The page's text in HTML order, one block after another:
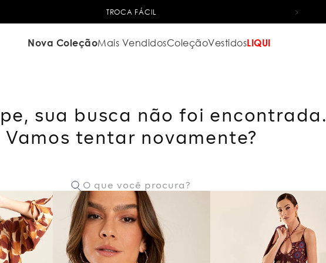
TROCA FÁCIL
Nova ColeçãoMais VendidosColeçãoVestidosLIQUI
sua busca não foi encontrada.
Vamos tentar novamente?